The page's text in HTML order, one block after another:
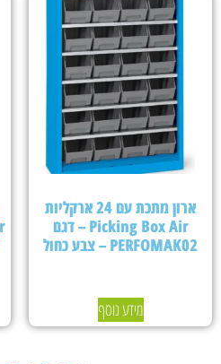
ארון מתכת עם 24 ארקליות
Picking Box Air – דגם
PERFOMAK02 – צבע כחול
מידע נוסף